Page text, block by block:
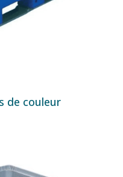
de couleur